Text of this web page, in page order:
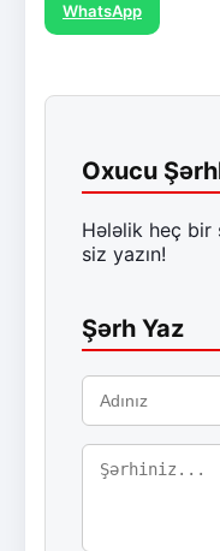
WhatsApp
Oxucu
Hələlik heç bir
siz yazın!
Şərh Yaz